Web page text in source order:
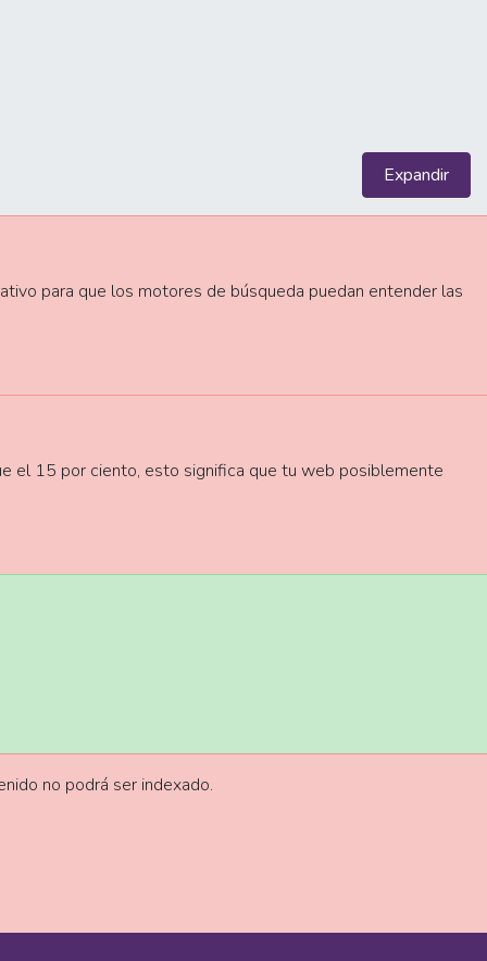
Expandir
para que los motores de búsqueda puedan entender las
el 15 por ciento, esto significa que tu web posiblemente
no podrá ser indexado.